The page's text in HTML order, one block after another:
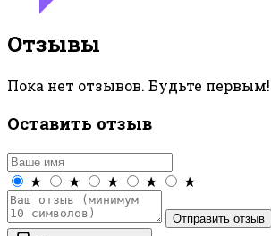
Отзывы
Пока нет отзывов. Будьте первым!
Оставить отзыв
★ ★ ★ ★ ★
Отправить отзыв